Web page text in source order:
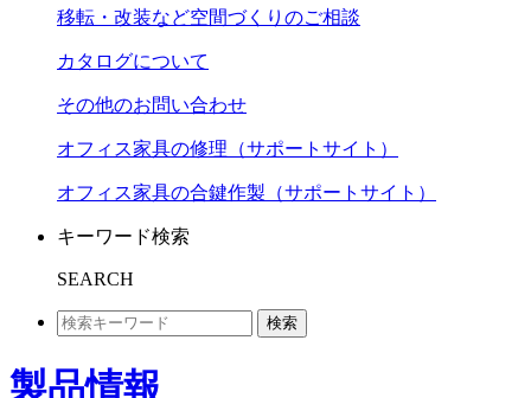
移転・改装など空間づくりのご相談
カタログについて
その他のお問い合わせ
オフィス家具の修理（サポートサイト）
オフィス家具の合鍵作製（サポートサイト）
キーワード検索
SEARCH
検索
製品情報